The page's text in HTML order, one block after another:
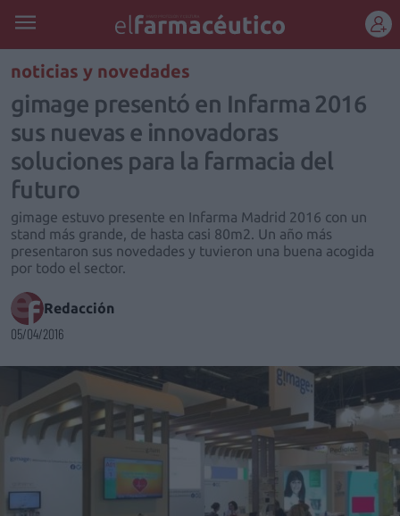
REGÍSTRATE
noticias y novedades
gimage presentó en Infarma 2016
sus nuevas e innovadoras
soluciones para la farmacia del
futuro
gimage estuvo presente en Infarma Madrid 2016 con un
stand más grande, de hasta casi 80m2. Un año más
presentaron sus novedades y tuvieron una buena acogida
por todo el sector.
Redacción
05/04/2016